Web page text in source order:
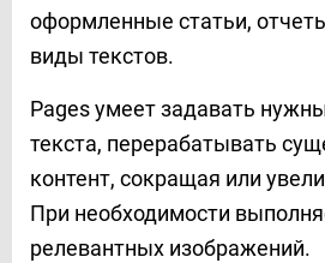
оформленные статьи,
виды текстов.
Pages умеет задавать
текста, перерабатывать
контент, сокращая или
При необходимости
релевантных изображений.